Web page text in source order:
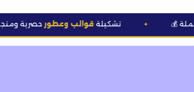
🆕 تشكيلة قوالب وعطورحصرية ومتجددة ✦